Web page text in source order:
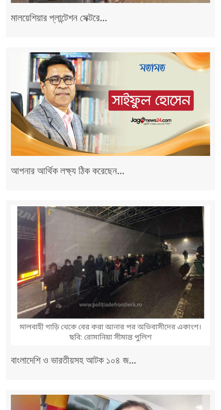
মালয়েশিয়ার প্লান্টেশন সেক্টরে...
আপনার আর্থিক লক্ষ্য ঠিক করেছেন...
বাংলাদেশি ও ভারতীয়সহ আটক ১০৪ জ...